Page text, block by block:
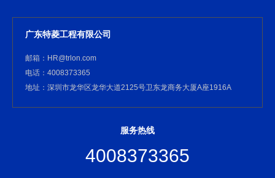
广东特菱工程有限公司
邮箱：HR@trlon.com
电话：4008373365
地址：深圳市龙华区龙华大道2125号卫东龙商务大厦A座1916A
服务热线
4008373365